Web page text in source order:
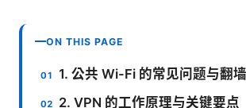
ON THIS PAGE
1. 公共 Wi-Fi 的常见问题与翻
2. VPN 的工作原理与关键要点